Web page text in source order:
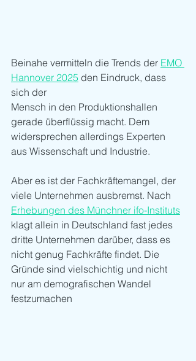
Beinahe vermitteln die Trends der EMO
Hannover 2025 den Eindruck, dass
sich der
Mensch in den Produktionshallen
gerade überflüssig macht. Dem
widersprechen allerdings Experten
aus Wissenschaft und Industrie.
Aber es ist der Fachkräftemangel, der
viele Unternehmen ausbremst. Nach
Erhebungen des Münchner ifo-Instituts
klagt allein in Deutschland fast jedes
dritte Unternehmen darüber, dass es
nicht genug Fachkräfte findet. Die
Gründe sind vielschichtig und nicht
nur am demografischen Wandel
festzumachen